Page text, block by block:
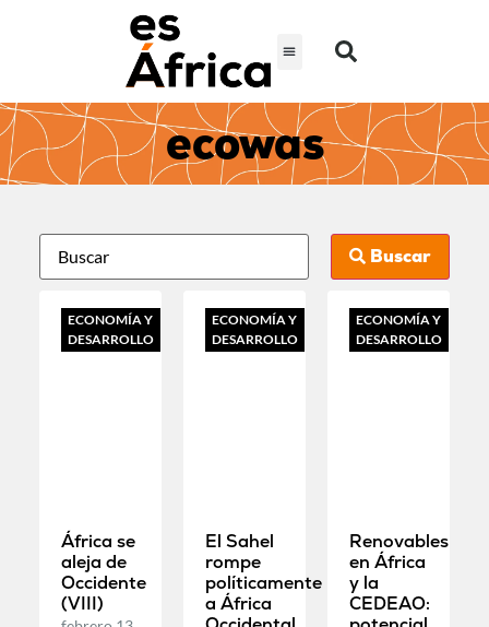
ecowas
Buscar
ECONOMÍA Y
DESARROLLO
África se
aleja de
Occidente
(VIII)
ECONOMÍA Y
DESARROLLO
El Sahel
rompe
políticamente
a África
ECONOMÍA Y
DESARROLLO
Renovables
en África
y la
CEDEAO: